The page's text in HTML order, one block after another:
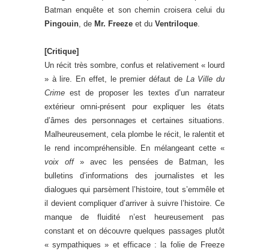
Batman enquête et son chemin croisera celui du
Pingouin, de Mr. Freeze et du Ventriloque.
[Critique]
Un récit très sombre, confus et relativement « lourd
» à lire. En effet, le premier défaut de La Ville du
Crime est de proposer les textes d’un narrateur
extérieur omni-présent pour expliquer les états
d’âmes des personnages et certaines situations.
Malheureusement, cela plombe le récit, le ralentit et
le rend incompréhensible. En mélangeant cette «
voix off» avec les pensées de Batman, les
bulletins d’informations des journalistes et les
dialogues qui parsèment l’histoire, tout s’emmêle et
il devient compliquer d’arriver à suivre l’histoire. Ce
manque de fluidité n’est heureusement pas
constant et on découvre quelques passages plutôt
« sympathiques » et efficace : la folie de Freeze